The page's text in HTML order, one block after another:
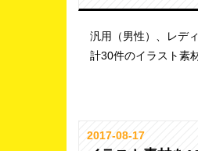
汎用（男性）、レデ
計30件のイラスト素
2017-08-17